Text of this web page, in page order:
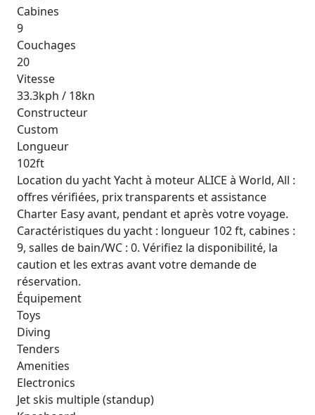
Cabines
9
Couchages
20
Vitesse
33.3kph / 18kn
Constructeur
Custom
Longueur
102ft
Location du yacht Yacht à moteur ALICE à World, All :
offres vérifiées, prix transparents et assistance
Charter Easy avant, pendant et après votre voyage.
Caractéristiques du yacht : longueur 102 ft, cabines :
9, salles de bain/WC : 0. Vérifiez la disponibilité, la
caution et les extras avant votre demande de
réservation.
Équipement
Toys
Diving
Tenders
Amenities
Electronics
Jet skis multiple (standup)